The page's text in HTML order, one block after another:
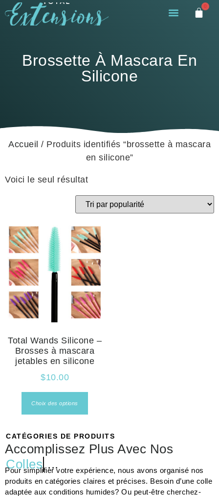
0
Brossette À Mascara En
Silicone
Accueil / Produits identifiés “brossette à mascara
en silicone”
Voici le seul résultat
Total Wands Silicone –
Brosses à mascara
jetables en silicone
$10.00
Choix des options
CATÉGORIES DE PRODUITS
Accomplissez Plus Avec Nos
Pour simplifier votre expérience, nous avons organisé nos
produits en catégories claires et précises. Besoin d’une colle
adaptée aux conditions humides? Ou peut-être cherchez-
vous des cils effet volume? Parcourez nos sections pour